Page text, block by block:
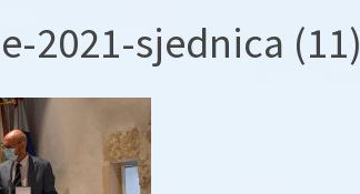
2021-sjednica (11)